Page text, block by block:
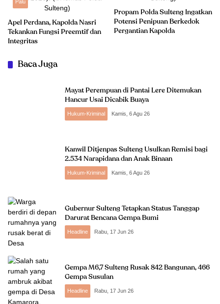
Palu
Apel Perdana, Kapolda Nasri
Tekankan Fungsi Preemtif dan
Integritas
Propam Polda Sulteng Ingatkan
Potensi Penipuan Berkedok
Pergantian Kapolda
Baca Juga
Mayat Perempuan di Pantai Lere Ditemukan
Hancur Usai Dicabik Buaya
Hukum-Kriminal Kamis, 6 Agu 26
Kanwil Ditjenpas Sulteng Usulkan Remisi bagi
2.534 Narapidana dan Anak Binaan
Hukum-Kriminal Kamis, 6 Agu 26
Gubernur Sulteng Tetapkan Status Tanggap
Darurat Bencana Gempa Bumi
Headline Rabu, 17 Jun 26
Gempa M6,7 Sulteng Rusak 842 Bangunan, 466
Gempa Susulan
Headline Rabu, 17 Jun 26